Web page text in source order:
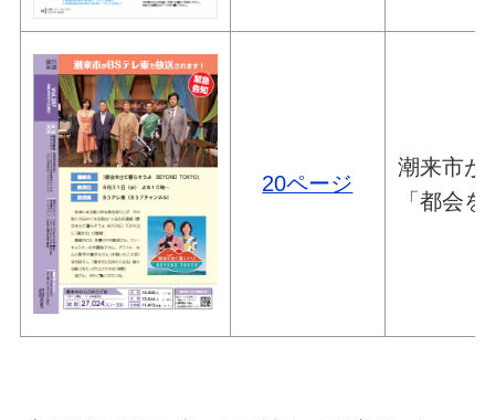
20ページ
潮来市が
「都会